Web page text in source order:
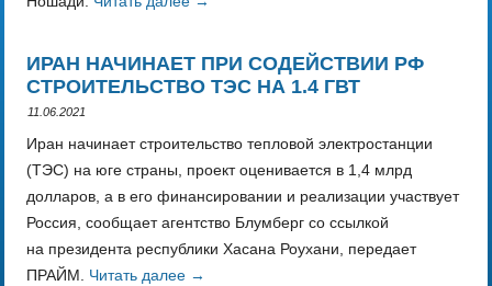
ИРАН НАЧИНАЕТ ПРИ СОДЕЙСТВИИ РФ
СТРОИТЕЛЬСТВО ТЭС НА 1.4 ГВТ
11.06.2021
Иран начинает строительство тепловой электростанции
(ТЭС) на юге страны, проект оценивается в 1,4 млрд
долларов, а в его финансировании и реализации участвует
Россия, сообщает агентство Блумберг со ссылкой
на президента республики Хасана Роухани, передает
ПРАЙМ. Читать далее →